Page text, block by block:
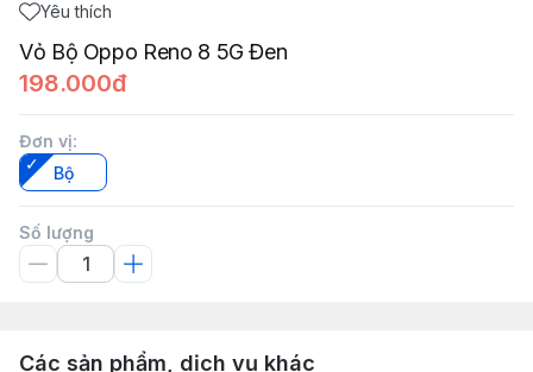
Yêu thích
Vỏ Bộ Oppo Reno 8 5G Đen
198.000đ
Đơn vị:
Bộ
Số lượng
Các sản phẩm, dịch vụ khác